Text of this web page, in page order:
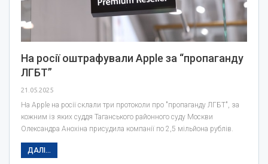
На росії оштрафували Apple за “пропаганду
ЛГБТ”
21.05.2025
На Apple на росії склали три протоколи про "пропаганду ЛГБТ", за
кожним із яких суддя Таганського районного суду Москви
Олександра Анохіна присудила компанії по 2,5 мільйона рублів.
ДАЛІ...